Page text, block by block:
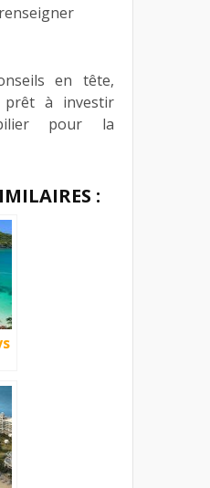
en tête,
à investir
pour la
: